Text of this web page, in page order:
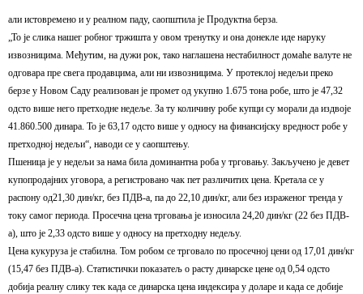
али истовремено и у реалном паду, саопштила је Продуктна берза.
„То је слика нашег робног тржишта у овом тренутку и она донекле иде наруку
извозницима. Међутим, на дужи рок, тако наглашена нестабилност домаће валуте не
одговара пре свега продавцима, али ни извозницима. У протеклој недељи преко
берзе у Новом Саду реализован је промет од укупно 1.675 тона робе, што је 47,32
одсто више него претходне недеље. За ту количину робе купци су морали да издвоје
41.860.500 динара. То је 63,17 одсто више у односу на финансијску вредност робе у
претходној недељи“, наводи се у саопштењу.
Пшеница је у недељи за нама била доминантна роба у трговању. Закључено је девет
купопродајних уговора, а регистровано чак пет различитих цена. Кретала се у
распону од21,30 дин/кг, без ПДВ-а, па до 22,10 дин/кг, али без израженог тренда у
току самог периода. Просечна цена трговања је износила 24,20 дин/кг (22 без ПДВ-
а), што је 2,33 одсто више у односу на претходну недељу.
Цена кукуруза је стабилна. Том робом се трговало по просечној цени од 17,01 дин/кг
(15,47 без ПДВ-а). Статистички показатељ о расту динарске цене од 0,54 одсто
добија реалну слику тек када се динарска цена индексира у доларе и када се добије